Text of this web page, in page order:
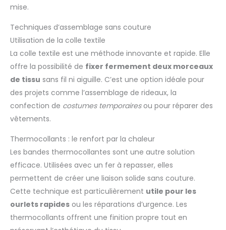
mise.
Techniques d’assemblage sans couture
Utilisation de la colle textile
La colle textile est une méthode innovante et rapide. Elle
offre la possibilité de fixer fermement deux morceaux
de tissu sans fil ni aiguille. C’est une option idéale pour
des projets comme l’assemblage de rideaux, la
confection de costumes temporairesou pour réparer des
vêtements.
Thermocollants : le renfort par la chaleur
Les bandes thermocollantes sont une autre solution
efficace. Utilisées avec un fer à repasser, elles
permettent de créer une liaison solide sans couture.
Cette technique est particulièrement utile pour les
ourlets rapides ou les réparations d’urgence. Les
thermocollants offrent une finition propre tout en